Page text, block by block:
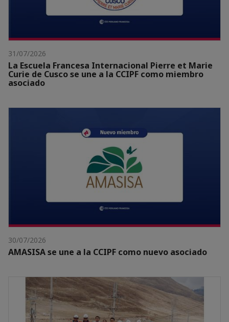
31/07/2026
La Escuela Francesa Internacional Pierre et Marie
Curie de Cusco se une a la CCIPF como miembro
asociado
30/07/2026
AMASISA se une a la CCIPF como nuevo asociado